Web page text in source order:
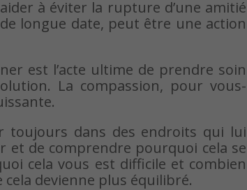
à éviter la rupture d’une amitié
longue date, peut être une action
est l’acte ultime de prendre soin
La compassion, pour vous-
toujours dans des endroits qui lui
et de comprendre pourquoi cela se
cela vous est difficile et combien
devienne plus équilibré.